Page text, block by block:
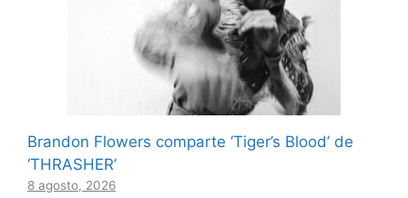
Brandon Flowers comparte ‘Tiger’s Blood’ de
‘THRASHER’
8 agosto, 2026